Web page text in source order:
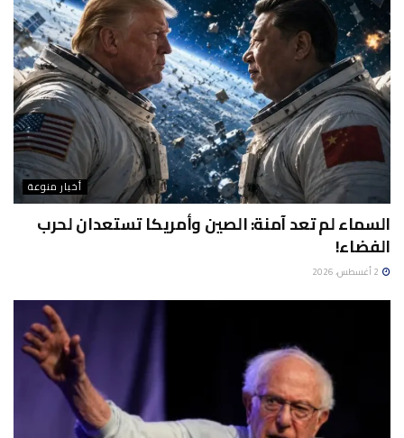
أخبار منوعة
السماء لم تعد آمنة: الصين وأمريكا تستعدان لحرب
الفضاء!